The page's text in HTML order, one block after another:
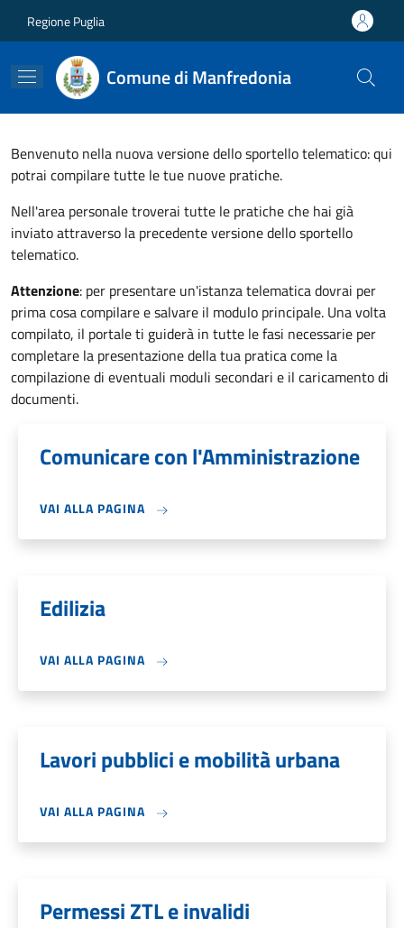
Regione Puglia
Comune di Manfredonia
Benvenuto nella nuova versione dello sportello telematico: qui
potrai compilare tutte le tue nuove pratiche.
Nell'area personale troverai tutte le pratiche che hai già
inviato attraverso la precedente versione dello sportello
telematico.
Attenzione: per presentare un'istanza telematica dovrai per
prima cosa compilare e salvare il modulo principale. Una volta
compilato, il portale ti guiderà in tutte le fasi necessarie per
completare la presentazione della tua pratica come la
compilazione di eventuali moduli secondari e il caricamento di
documenti.
Comunicare con l'Amministrazione
VAI ALLA PAGINA
Edilizia
VAI ALLA PAGINA
Lavori pubblici e mobilità urbana
VAI ALLA PAGINA
Permessi ZTL e invalidi